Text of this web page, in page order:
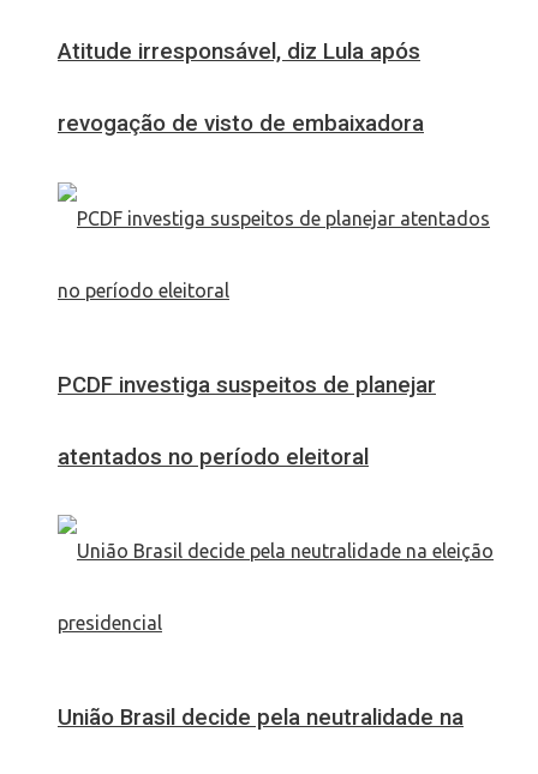
Atitude irresponsável, diz Lula após
revogação de visto de embaixadora
PCDF investiga suspeitos de planejar
atentados no período eleitoral
União Brasil decide pela neutralidade na